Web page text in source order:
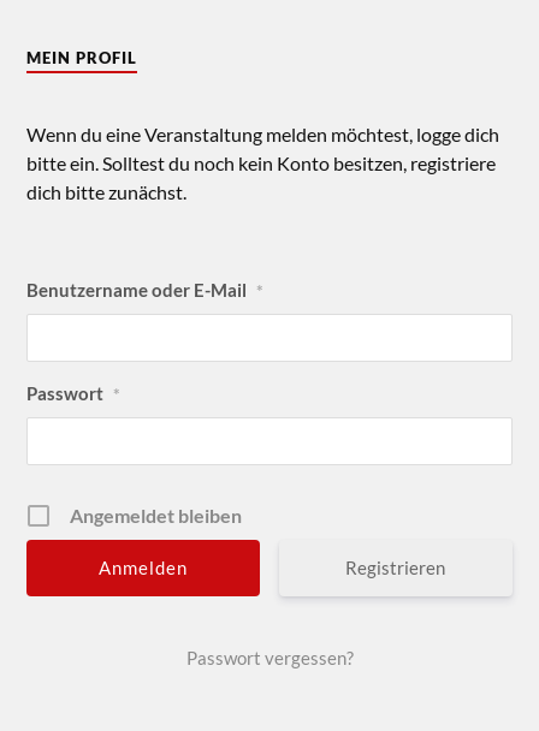
MEIN PROFIL
Wenn du eine Veranstaltung melden möchtest, logge dich
bitte ein. Solltest du noch kein Konto besitzen, registriere
dich bitte zunächst.
Benutzername oder E-Mail *
Passwort *
Angemeldet bleiben
Registrieren
Passwort vergessen?